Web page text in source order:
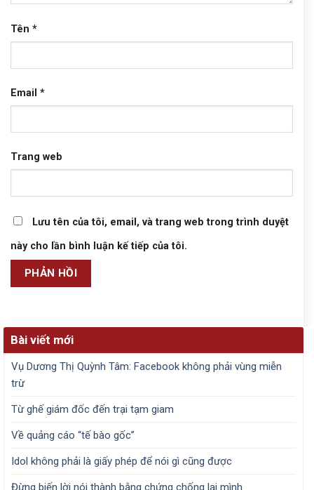
Tên *
Email *
Trang web
Lưu tên của tôi, email, và trang web trong trình duyệt
này cho lần bình luận kế tiếp của tôi.
Bài viết mới
Vụ Dương Thị Quỳnh Tâm: Facebook không phải vùng miễn
trừ
Từ ghế giám đốc đến trại tạm giam
Về quảng cáo “tế bào gốc”
Idol không phải là giấy phép để nói gì cũng được
Đừng biến lời nói thành bằng chứng chống lại mình